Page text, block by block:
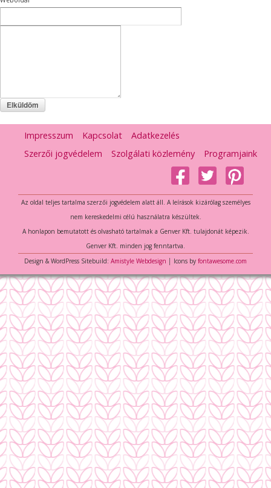
Impresszum Kapcsolat
Adatkezelés
Szerzői jogvédelem
Szolgálati közlemény Programjaink
Az oldal teljes tartalma szerzői jogvédelem alatt áll. A leírások kizárólag személyes
nem kereskedelmi célú használatra készültek.
A honlapon bemutatott és olvasható tartalmak a Genver Kft. tulajdonát képezik.
Genver Kft. minden jog fenntartva.
Design & WordPress Sitebuild: Amistyle Webdesign │ Icons by fontawesome.com